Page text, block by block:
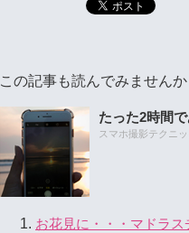
この記事も読んでみませんか
たった2時間
スマホ撮影テクニ
お花見に・・・マドラ